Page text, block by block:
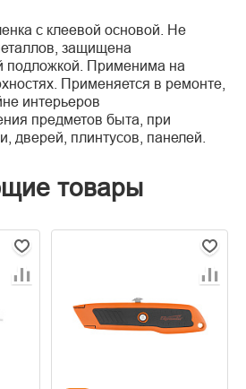
с клеевой основой. Не
защищена
подложкой. Применима на
Применяется в ремонте,
интерьеров
предметов быта, при
дверей, плинтусов, панелей.
товары